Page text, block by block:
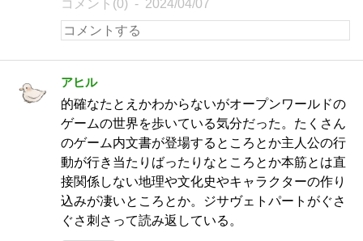
コメント(0) 2024/04/07
アヒル
的確なたとえかわからないがオープンワールドの
ゲームの世界を歩いている気分だった。たくさん
のゲーム内文書が登場するところとか主人公の行
動が行き当たりばったりなところとか本筋とは直
接関係しない地理や文化史やキャラクターの作り
込みが凄いところとか。ジサヴェトパートがぐさ
ぐさ刺さって読み返している。